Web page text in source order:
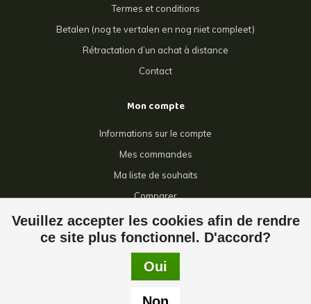
Veuillez accepter les cookies afin de rendre
ce site plus fonctionnel. D'accord?
Oui
Termes et conditions
Betalen (nog te vertalen en nog niet compleet)
Rétractation d’un achat à distance
Contact
Mon compte
Informations sur le compte
Mes commandes
Ma liste de souhaits
Comparer
Tous les produits